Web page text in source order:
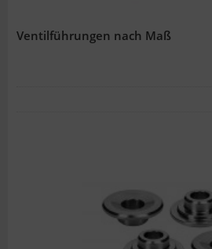
Ventilführungen nach Maß